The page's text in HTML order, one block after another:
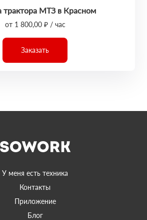
трактора МТЗ в Красном
от 1 800,00 ₽ / час
Заказать
У меня есть техника
Контакты
Приложение
Блог